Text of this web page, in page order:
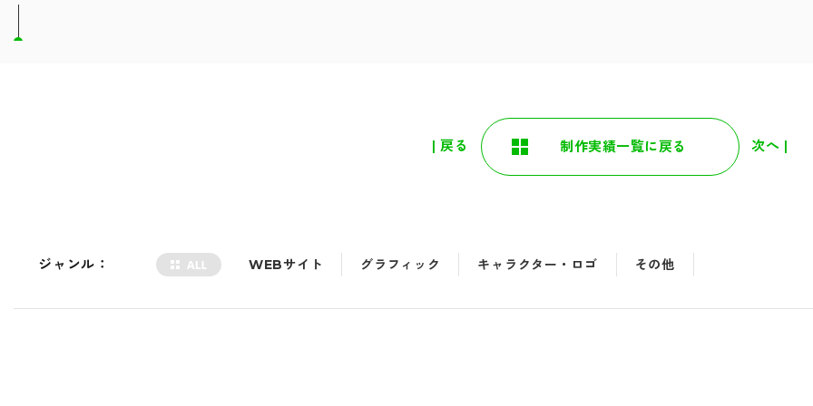
| 戻る 制作実績一覧に戻る 次へ |
ジャンル： WEBサイト グラフィック キャラクター・ロゴ その他